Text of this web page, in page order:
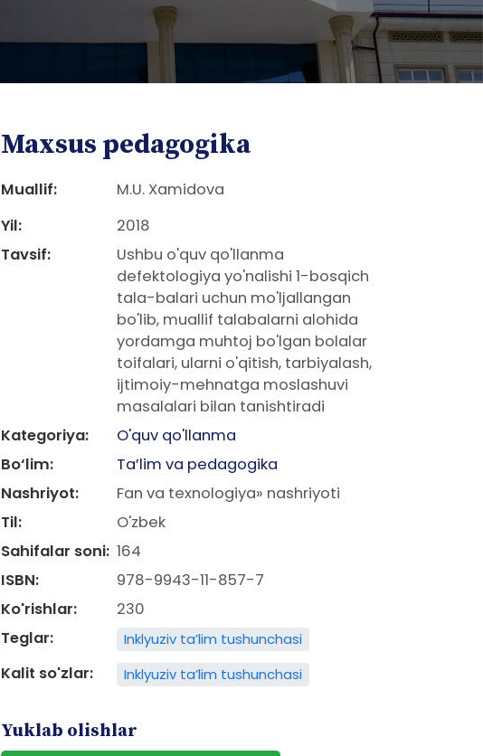
Maxsus pedagogika
Muallif:
M.U. Xamidova
Yil:
2018
Tavsif:
Ushbu o'quv qo'llanma
defektologiya yo'nalishi 1-bosqich
tala-balari uchun mo'ljallangan
bo'lib, muallif talabalarni alohida
yordamga muhtoj bo'lgan bolalar
toifalari, ularni o'qitish, tarbiyalash,
ijtimoiy-mehnatga moslashuvi
masalalari bilan tanishtiradi
Kategoriya:
O'quv qo'llanma
Bo‘lim:
Ta’lim va pedagogika
Nashriyot:
Fan va texnologiya» nashriyoti
Til:
O'zbek
Sahifalar soni: 164
ISBN:
978-9943-11-857-7
Ko'rishlar:
230
Teglar:
Inklyuziv ta’lim tushunchasi
Kalit so'zlar: Inklyuziv ta’lim tushunchasi
Yuklab olishlar